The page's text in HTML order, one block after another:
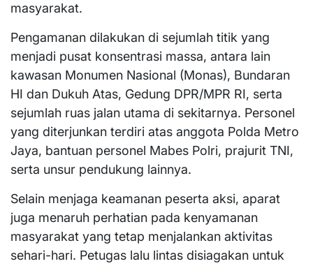
masyarakat.
Pengamanan dilakukan di sejumlah titik yang
menjadi pusat konsentrasi massa, antara lain
kawasan Monumen Nasional (Monas), Bundaran
HI dan Dukuh Atas, Gedung DPR/MPR RI, serta
sejumlah ruas jalan utama di sekitarnya. Personel
yang diterjunkan terdiri atas anggota Polda Metro
Jaya, bantuan personel Mabes Polri, prajurit TNI,
serta unsur pendukung lainnya.
Selain menjaga keamanan peserta aksi, aparat
juga menaruh perhatian pada kenyamanan
masyarakat yang tetap menjalankan aktivitas
sehari-hari. Petugas lalu lintas disiagakan untuk